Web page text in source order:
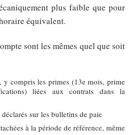
plus faible que pour
équivalent.
sont les mêmes quel que soit
y compris les primes (13e mois, prime
liées aux contrats dans la
sur les bulletins de paie
à la période de référence, même